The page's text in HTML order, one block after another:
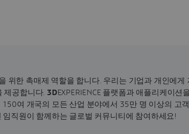
위한 촉매제 역할을 합니다. 우리는 기업과 개인에게
제공합니다. 3DEXPERIENCE 플랫폼과 애플리케이션
150여 개국의 모든 산업 분야에서 35만 명 이상의 고
직원이 함께하는 글로벌 커뮤니티에 참여하세요!